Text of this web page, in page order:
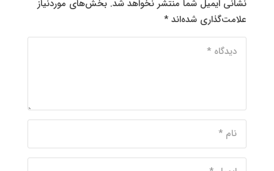
نشانی ایمیل شما منتشر نخواهد شد. بخش‌های موردنیاز
علامت‌گذاری شده‌اند *